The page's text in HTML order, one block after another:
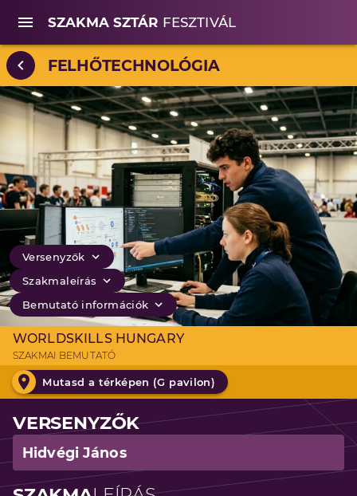
SZAKMA SZTÁR FESZTIVÁL
FELHŐTECHNOLÓGIA
Versenyzők
Szakmaleírás
Bemutató információk
WORLDSKILLS HUNGARY
SZAKMAI BEMUTATÓ
Mutasd a térképen (G pavilon)
VERSENYZŐK
Hidvégi János